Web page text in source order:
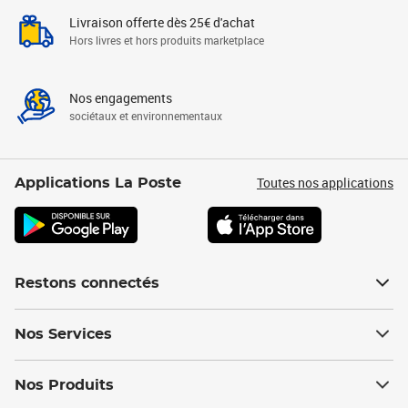
Livraison offerte dès 25€ d'achat
Hors livres et hors produits marketplace
Nos engagements
sociétaux et environnementaux
Applications La Poste Toutes nos applications
Restons connectés
Nos Services
Nos Produits